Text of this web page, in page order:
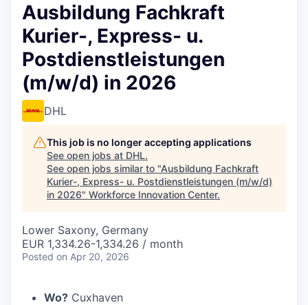
Ausbildung Fachkraft
Kurier-, Express- u.
Postdienstleistungen
(m/w/d) in 2026
DHL
This job is no longer accepting applications
See open jobs at DHL.
See open jobs similar to "Ausbildung Fachkraft
Kurier-, Express- u. Postdienstleistungen (m/w/d)
in 2026" Workforce Innovation Center.
Lower Saxony, Germany
EUR 1,334.26-1,334.26 / month
Posted on Apr 20, 2026
Wo? Cuxhaven